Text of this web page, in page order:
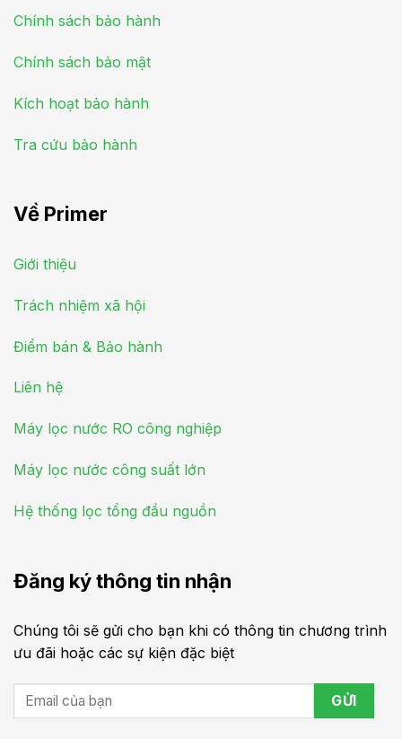
Chính sách bảo hành
Chính sách bảo mật
Kích hoạt bảo hành
Tra cứu bảo hành
Về Primer
Giới thiệu
Trách nhiệm xã hội
Điểm bán & Bảo hành
Liên hệ
Máy lọc nước RO công nghiệp
Máy lọc nước công suất lớn
Hệ thống lọc tổng đầu nguồn
Đăng ký thông tin nhận
Chúng tôi sẽ gửi cho bạn khi có thông tin chương trình
ưu đãi hoặc các sự kiện đặc biệt